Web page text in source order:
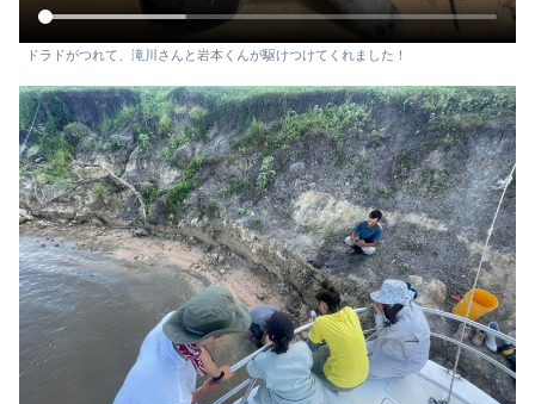
ドラドがつれて、滝川さんと岩本くんが駆けつけてくれました！